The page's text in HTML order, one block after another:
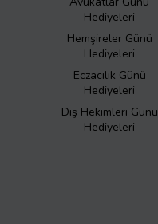
Hediyeleri
Hemşireler Günü
Hediyeleri
Eczacılık Günü
Hediyeleri
Diş Hekimleri Günü
Hediyeleri